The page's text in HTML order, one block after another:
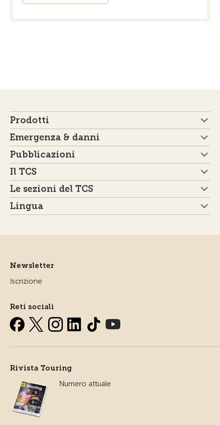
Prodotti
Emergenza & danni
Pubblicazioni
Il TCS
Le sezioni del TCS
Lingua
Newsletter
Iscrizione
Reti sociali
Rivista Touring
Numero attuale